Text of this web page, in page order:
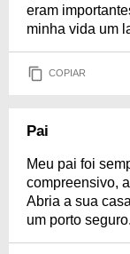
eram
minha vida um
COPIAR
Pai
Meu pai foi
compreensivo,
Abria a sua
um porto seguro.